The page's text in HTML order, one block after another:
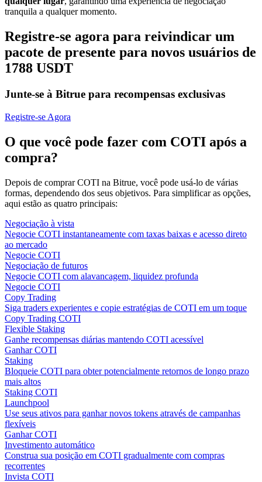
tranquila a qualquer momento.
Registre-se agora para reivindicar um
pacote de presente para novos usuários de
1788 USDT
Junte-se à Bitrue para recompensas exclusivas
Registre-se Agora
O que você pode fazer com COTI após a
compra?
Depois de comprar COTI na Bitrue, você pode usá-lo de várias
formas, dependendo dos seus objetivos. Para simplificar as opções,
aqui estão as quatro principais:
Negociação à vista
Negocie COTI instantaneamente com taxas baixas e acesso direto
ao mercado
Negocie COTI
Negociação de futuros
Negocie COTI com alavancagem, liquidez profunda
Negocie COTI
Copy Trading
Siga traders experientes e copie estratégias de COTI em um toque
Copy Trading COTI
Flexible Staking
Ganhe recompensas diárias mantendo COTI acessível
Ganhar COTI
Staking
Bloqueie COTI para obter potencialmente retornos de longo prazo
mais altos
Staking COTI
Launchpool
Use seus ativos para ganhar novos tokens através de campanhas
flexíveis
Ganhar COTI
Investimento automático
Construa sua posição em COTI gradualmente com compras
recorrentes
Invista COTI